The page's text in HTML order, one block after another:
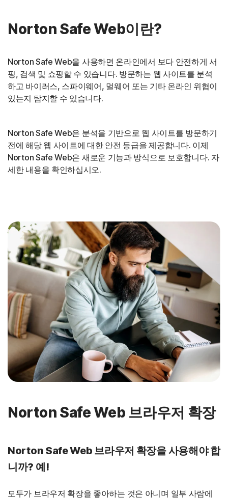
Norton Safe Web이란?
Norton Safe Web을 사용하면 온라인에서 보다 안전하게 서
핑, 검색 및 쇼핑할 수 있습니다. 방문하는 웹 사이트를 분석
하고 바이러스, 스파이웨어, 멀웨어 또는 기타 온라인 위협이
있는지 탐지할 수 있습니다.
Norton Safe Web은 분석을 기반으로 웹 사이트를 방문하기
전에 해당 웹 사이트에 대한 안전 등급을 제공합니다. 이제
Norton Safe Web은 새로운 기능과 방식으로 보호합니다. 자
세한 내용을 확인하십시오.
Norton Safe Web 브라우저 확장
Norton Safe Web 브라우저 확장을 사용해야 합
니까? 예!
모두가 브라우저 확장을 좋아하는 것은 아니며 일부 사람에